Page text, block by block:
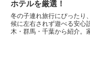
ホテルを厳選！
冬の子連れ旅行にぴったり
候に左右されず遊べる安心
木・群馬・千葉から紹介。